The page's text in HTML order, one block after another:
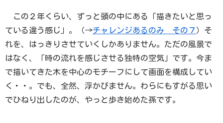
この２年くらい、ずっと頭の中にある「描きたいと思っ
ている違う感じ」。（→チャレンジあるのみ その７ ）そ
れを、はっきりさせていくしかありません。ただの風景で
はなく、「時の流れを感じさせる独特の空気」です。今ま
で描いてきた木を中心のモチーフにして画面を構成してい
く・・。でも、全然、浮かびません。わらにもすがる思い
でひねり出したのが、やっと歩き始めた孫です。